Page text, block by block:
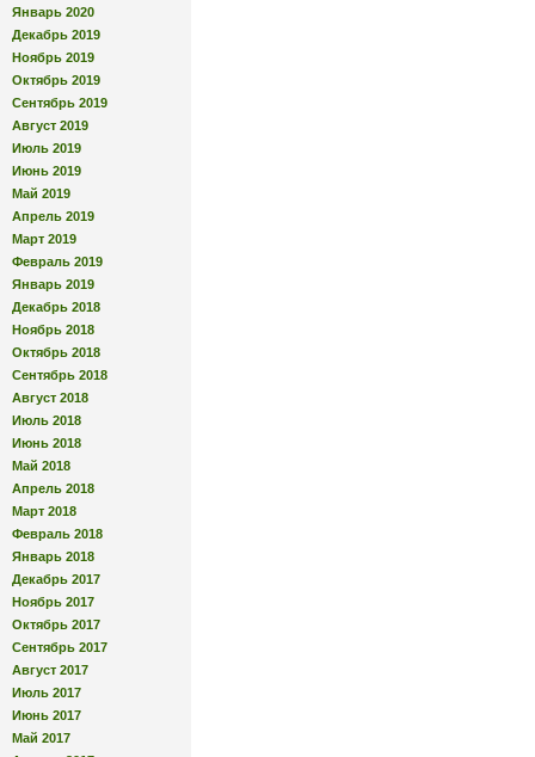
Январь 2020
Декабрь 2019
Ноябрь 2019
Октябрь 2019
Сентябрь 2019
Август 2019
Июль 2019
Июнь 2019
Май 2019
Апрель 2019
Март 2019
Февраль 2019
Январь 2019
Декабрь 2018
Ноябрь 2018
Октябрь 2018
Сентябрь 2018
Август 2018
Июль 2018
Июнь 2018
Май 2018
Апрель 2018
Март 2018
Февраль 2018
Январь 2018
Декабрь 2017
Ноябрь 2017
Октябрь 2017
Сентябрь 2017
Август 2017
Июль 2017
Июнь 2017
Май 2017